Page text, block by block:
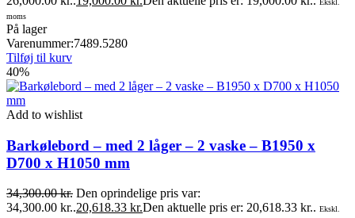
Ekskl.
moms
På lager
Varenummer:7489.5280
Tilføj til kurv
40%
Add to wishlist
Barkølebord – med 2 låger – 2 vaske – B1950 x
D700 x H1050 mm
34,300.00kr. Den oprindelige pris var:
34,300.00 kr..20,618.33 kr.Den aktuelle pris er: 20,618.33 kr.. Ekskl.